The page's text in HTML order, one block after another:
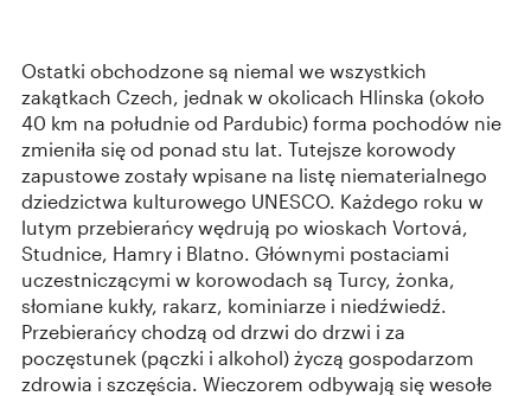
Ostatki obchodzone są niemal we wszystkich
zakątkach Czech, jednak w okolicach Hlinska (około
40 km na południe od Pardubic) forma pochodów nie
zmieniła się od ponad stu lat. Tutejsze korowody
zapustowe zostały wpisane na listę niematerialnego
dziedzictwa kulturowego UNESCO. Każdego roku w
lutym przebierańcy wędrują po wioskach Vortová,
Studnice, Hamry i Blatno. Głównymi postaciami
uczestniczącymi w korowodach są Turcy, żonka,
słomiane kukły, rakarz, kominiarze i niedźwiedź.
Przebierańcy chodzą od drzwi do drzwi i za
poczęstunek (pączki i alkohol) życzą gospodarzom
zdrowia i szczęścia. Wieczorem odbywają się wesołe